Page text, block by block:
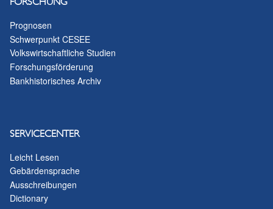
Prognosen
Schwerpunkt CESEE
Volkswirtschaftliche Studien
Forschungsförderung
Bankhistorisches Archiv
SERVICECENTER
Leicht Lesen
Gebärdensprache
Ausschreibungen
Dictionary